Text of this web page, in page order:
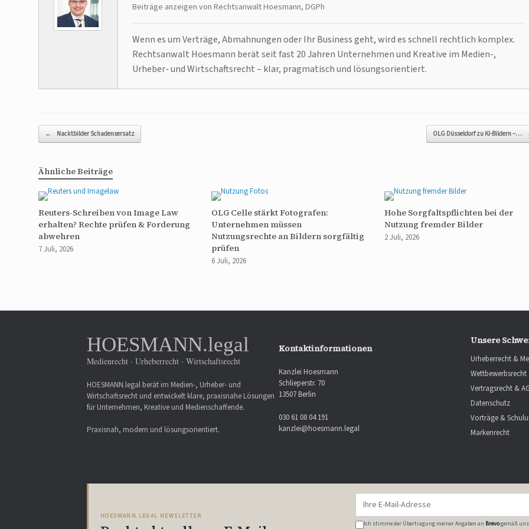
Beiträge anzeigen von Rechtsanwalt Hoesmann, DGPh
Wenn es um Verträge, Abmahnungen oder Ihr Business geht, wird es schnell rechtlich komplex.
Rechtsanwalt Hoesmann berät seit fast 20 Jahren Unternehmen und Kreative im Medien-,
Urheber- und Wirtschaftsrecht – klar, pragmatisch und lösungsorientiert.
Beitragsnavigation
← Nacktbilder Schadensersatz OLG Düsseldorf zu KI-Bildern –…
Ähnliche Beiträge
Reuters-Schreiben von Image Law
erhalten? Rechte prüfen & Forderung
abwehren
7 Juli, 2026
OLG Celle stärkt Fotografen:
Unternehmen müssen
Nutzungsrechte an Bildern sorgfältig
prüfen
6 Juli, 2026
Hohe Sorgfaltspflichten bei der
Nutzung fremder Bilder
2 Juli, 2026
HOESMANN.legal
Medienrecht · Urheberrecht · Wirtschaftsrecht
HOESMANN.legal berät im Medien-, Urheber- und
Wirtschaftsrecht und entwickelt klare, praxisnahe Lösungen
für Unternehmen, Kreative und Medienschaffende.
Praxisnah, modern und lösungsorientiert.
Kontaktinformationen
Kanzlei Hoesmann
Schlieperstr. 70
13507 Berlin
030 61 08 04 191
kanzlei@hoesmann.legal
Unsere
Urheberrecht &
Wettbewerbsrecht
Vertragsrecht &
Datenschutz
Vorträge &
Markenrecht
HOESMANN.LEGAL NEWSLETTER
Mail-
Adresse
Ich stimme der Übertragung meiner Angaben an Brevogemäß